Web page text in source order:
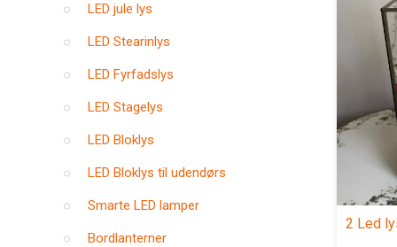
LED jule lys
LED Stearinlys
LED Fyrfadslys
LED Stagelys
LED Bloklys
LED Bloklys til udendørs
Smarte LED lamper
Bordlanterner
2 Led